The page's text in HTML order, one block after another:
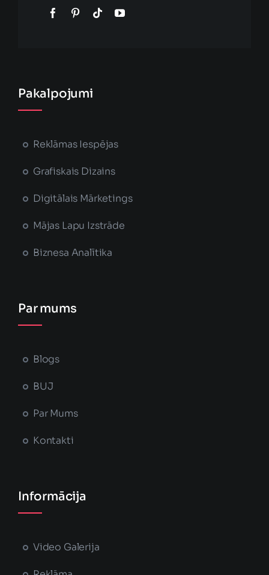
Pakalpojumi
Reklāmas Iespējas
Grafiskais Dizains
Digitālais Mārketings
Mājas Lapu Izstrāde
Biznesa Analītika
Par mums
Blogs
BUJ
Par Mums
Kontakti
Informācija
Video Galerija